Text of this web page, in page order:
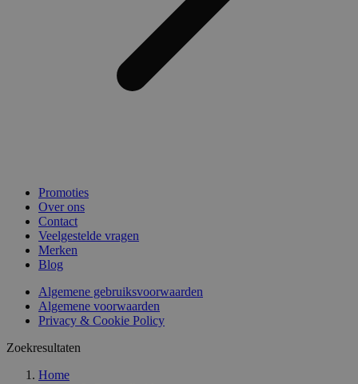
Promoties
Over ons
Contact
Veelgestelde vragen
Merken
Blog
Algemene gebruiksvoorwaarden
Algemene voorwaarden
Privacy & Cookie Policy
Zoekresultaten
Home